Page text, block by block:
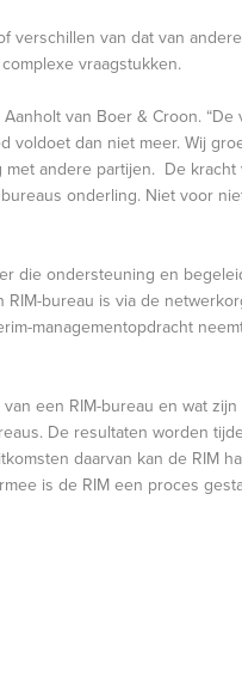
van dat van
vraagstukken.
van Boer & Croon.
voldoet dan niet meer. Wij
andere partijen. De
onderling. Niet voor
die ondersteuning en
bureau is via de
managementopdracht
een RIM-bureau en wat
De resultaten worden
daarvan kan de RIM
is de RIM een proces